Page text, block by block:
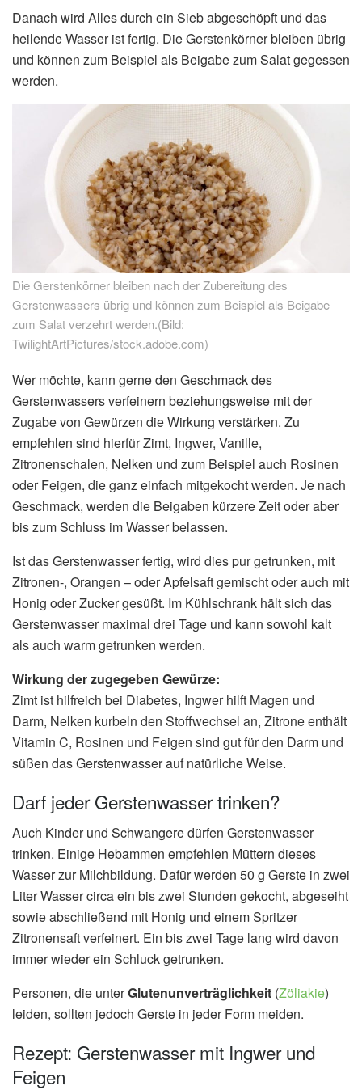
Danach wird Alles durch ein Sieb abgeschöpft und das
heilende Wasser ist fertig. Die Gerstenkörner bleiben übrig
und können zum Beispiel als Beigabe zum Salat gegessen
werden.
Die Gerstenkörner bleiben nach der Zubereitung des
Gerstenwassers übrig und können zum Beispiel als Beigabe
zum Salat verzehrt werden.(Bild:
TwilightArtPictures/stock.adobe.com)
Wer möchte, kann gerne den Geschmack des
Gerstenwassers verfeinern beziehungsweise mit der
Zugabe von Gewürzen die Wirkung verstärken. Zu
empfehlen sind hierfür Zimt, Ingwer, Vanille,
Zitronenschalen, Nelken und zum Beispiel auch Rosinen
oder Feigen, die ganz einfach mitgekocht werden. Je nach
Geschmack, werden die Beigaben kürzere Zeit oder aber
bis zum Schluss im Wasser belassen.
Ist das Gerstenwasser fertig, wird dies pur getrunken, mit
Zitronen-, Orangen – oder Apfelsaft gemischt oder auch mit
Honig oder Zucker gesüßt. Im Kühlschrank hält sich das
Gerstenwasser maximal drei Tage und kann sowohl kalt
als auch warm getrunken werden.
Wirkung der zugegeben Gewürze:
Zimt ist hilfreich bei Diabetes, Ingwer hilft Magen und
Darm, Nelken kurbeln den Stoffwechsel an, Zitrone enthält
Vitamin C, Rosinen und Feigen sind gut für den Darm und
süßen das Gerstenwasser auf natürliche Weise.
Darf jeder Gerstenwasser trinken?
Auch Kinder und Schwangere dürfen Gerstenwasser
trinken. Einige Hebammen empfehlen Müttern dieses
Wasser zur Milchbildung. Dafür werden 50 g Gerste in zwei
Liter Wasser circa ein bis zwei Stunden gekocht, abgeseiht
sowie abschließend mit Honig und einem Spritzer
Zitronensaft verfeinert. Ein bis zwei Tage lang wird davon
immer wieder ein Schluck getrunken.
Personen, die unterGlutenunverträglichkeit (Zöliakie)
leiden, sollten jedoch Gerste in jeder Form meiden.
Rezept: Gerstenwasser mit Ingwer und
Feigen